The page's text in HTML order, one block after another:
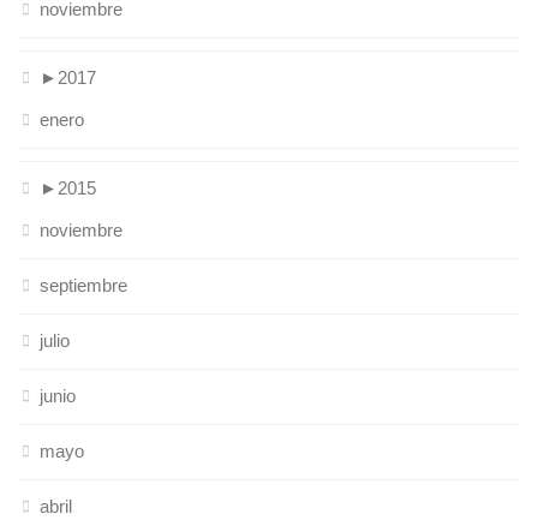
noviembre
► 2017
enero
► 2015
noviembre
septiembre
julio
junio
mayo
abril